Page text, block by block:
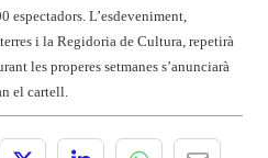
espectadors. L’esdeveniment,
i la Regidoria de Cultura, repetirà
les properes setmanes s’anunciarà
el cartell.